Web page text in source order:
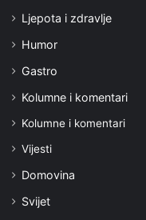
Ljepota i zdravlje
Humor
Gastro
Kolumne i komentari
Kolumne i komentari
Vijesti
Domovina
Svijet